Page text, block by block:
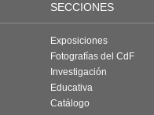
SECCIONES
Exposiciones
Fotografías del CdF
Investigación
Educativa
Catálogo